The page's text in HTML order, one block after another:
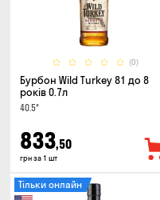
(0)
Бурбон Wild Turkey 81 до 8
років 0.7л
40.5°
833,50
грн за 1 шт
Тільки онлайн